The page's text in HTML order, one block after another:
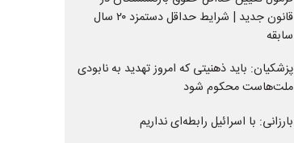
قانون جدید | شرایط حداقل دستمزد ۲۰ سال
سابقه
پزشکیان: باید ذهنیتی که امروز تهدید به نابودی
ملت‌هاست محکوم شود
بارزانی: با اسرائیل رابطه‌ای نداریم